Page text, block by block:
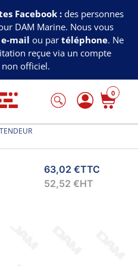
Facebook : des personnes
DAM Marine. Nous vous
e-mail ou par téléphone. Ne
reçue via un compte
non officiel.
0
63,02 €TTC
52,52 €HT